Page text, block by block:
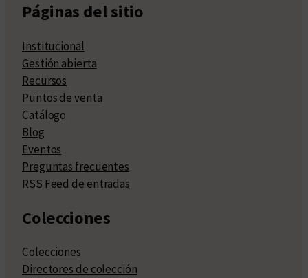
Páginas del sitio
Institucional
Gestión abierta
Recursos
Puntos de venta
Catálogo
Blog
Eventos
Preguntas frecuentes
RSS Feed de entradas
Colecciones
Colecciones
Directores de colección